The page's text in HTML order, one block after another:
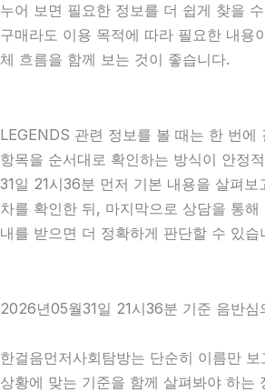
누어 보면 필요한 정보를 더 쉽게 찾을
구매라도 이용 목적에 따라 필요한 내용
체 흐름을 함께 보는 것이 좋습니다.
LEGENDS 관련 정보를 볼 때는 한 번에
항목을 순서대로 확인하는 방식이 안정
31일 21시36분 먼저 기본 내용을 살펴보
차를 확인한 뒤, 마지막으로 상담을 통
내를 받으면 더 정확하게 판단할 수 있습
2026년05월31일 21시36분 기준 음반심
한걸음먼저사회탐방는 단순히 이름만
상황에 맞는 기준을 함께 살펴봐야 하는